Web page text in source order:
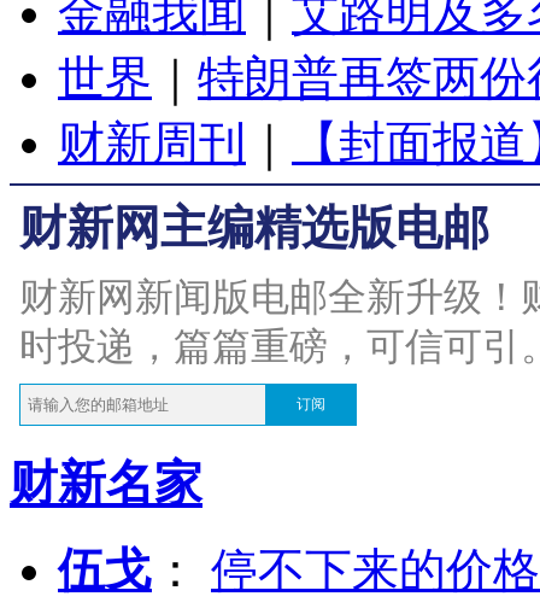
金融我闻
艾路明及
世界
特朗普再签两
财新周刊
【封面报
财新网主编精选版电邮
财新网新闻版电邮全新升级
时投递，篇篇重磅，可信可引
订阅
财新名家
伍戈 ： 停不下来的价